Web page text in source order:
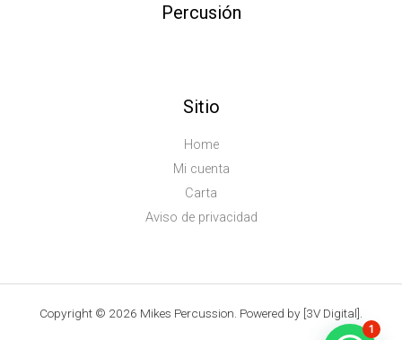
Percusión
Sitio
Home
Mi cuenta
Carta
Aviso de privacidad
Copyright © 2026 Mikes Percussion. Powered by [3V Digital].
1